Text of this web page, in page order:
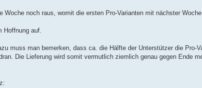
Woche noch raus, womit die ersten Pro-Varianten mit nächster
Hoffnung auf.
muss man bemerken, dass ca. die Hälfte der Unterstützer die Pro-
Die Lieferung wird somit vermutlich ziemlich genau gegen Ende